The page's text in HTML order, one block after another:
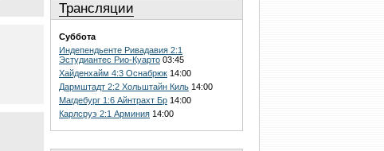
Трансляции
Суббота
Индепендьенте Ривадавия 2:1
Эстудиантес Рио-Куарто 03:45
Хайденхайм 4:3 Оснабрюк 14:00
Дармштадт 2:2 Хольштайн Киль 14:00
Магдебург 1:6 Айнтрахт Бр 14:00
Карлсруэ 2:1 Арминия 14:00